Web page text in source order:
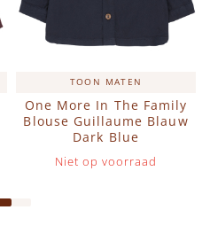
TOON MATEN
One More In The Family
Blouse Guillaume Blauw
Dark Blue
Niet op voorraad